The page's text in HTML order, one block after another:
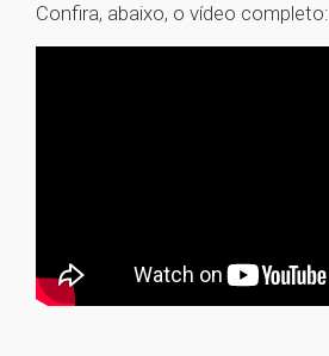
Confira, abaixo, o vídeo completo: